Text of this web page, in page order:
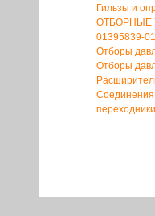
Гильзы и
ОТБОРНЫЕ
01395839-01
Отборы
Отборы
переходники